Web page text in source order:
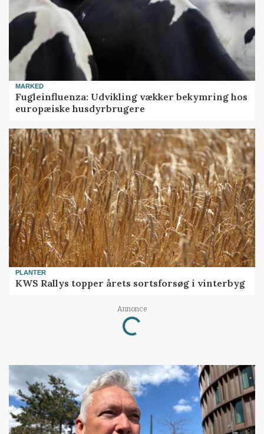
MARKED
Fugleinfluenza: Udvikling vækker bekymring hos
europæiske husdyrbrugere
PLANTER
KWS Rallys topper årets sortsforsøg i vinterbyg
Annonce
Loading...